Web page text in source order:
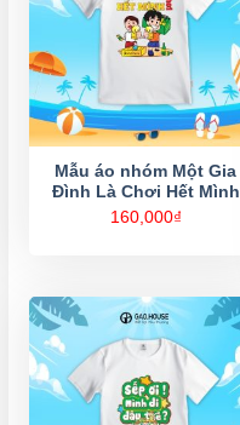
Mẫu áo nhóm Một Gia
Đình Là Chơi Hết Mình
160,000₫